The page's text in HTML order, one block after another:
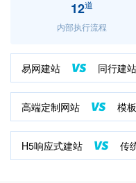
12道
内部执行流程
易网建站 同行建站
高端定制网站 模
H5响应式建站 传